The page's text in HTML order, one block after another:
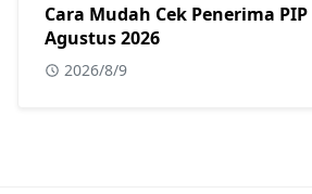
Cara Mudah Cek Penerima PIP
Agustus 2026
2026/8/9